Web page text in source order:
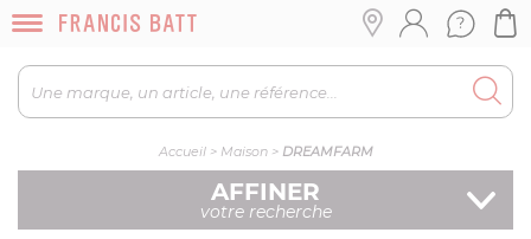
Accueil> Maison> DREAMFARM
AFFINER
votre recherche